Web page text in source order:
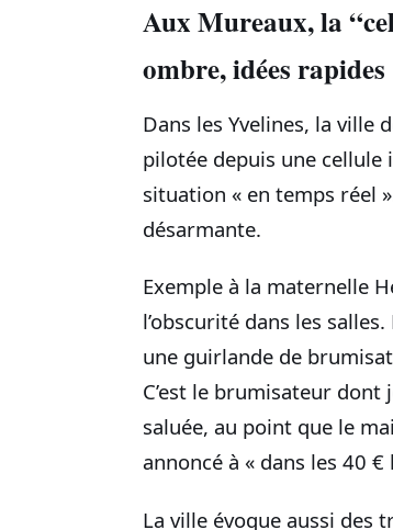
Aux Mureaux, la
ombre, idées rapides
Dans les Yvelines, la
pilotée depuis une cellule
situation « en temps réel
désarmante.
Exemple à la maternelle
l’obscurité dans les
une guirlande de
C’est le brumisateur
saluée, au point que le
annoncé à « dans les 40
La ville évoque aussi des